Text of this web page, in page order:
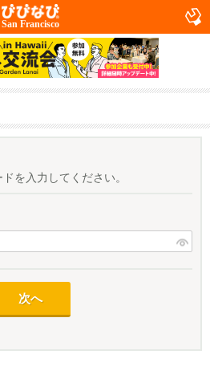
San Francisco
を入力してください。